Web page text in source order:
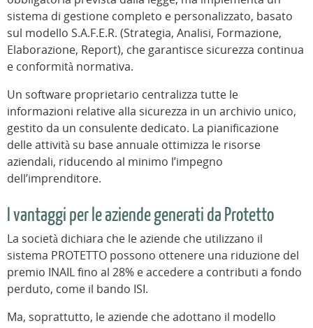
sistema di gestione completo e personalizzato, basato
sul modello S.A.F.E.R. (Strategia, Analisi, Formazione,
Elaborazione, Report), che garantisce sicurezza continua
e conformità normativa.
Un software proprietario centralizza tutte le
informazioni relative alla sicurezza in un archivio unico,
gestito da un consulente dedicato. La pianificazione
delle attività su base annuale ottimizza le risorse
aziendali, riducendo al minimo l’impegno
dell’imprenditore.
I vantaggi per le aziende generati da Protetto
La società dichiara che le aziende che utilizzano il
sistema PROTETTO possono ottenere una riduzione del
premio INAIL fino al 28% e accedere a contributi a fondo
perduto, come il bando ISI.
Ma, soprattutto, le aziende che adottano il modello